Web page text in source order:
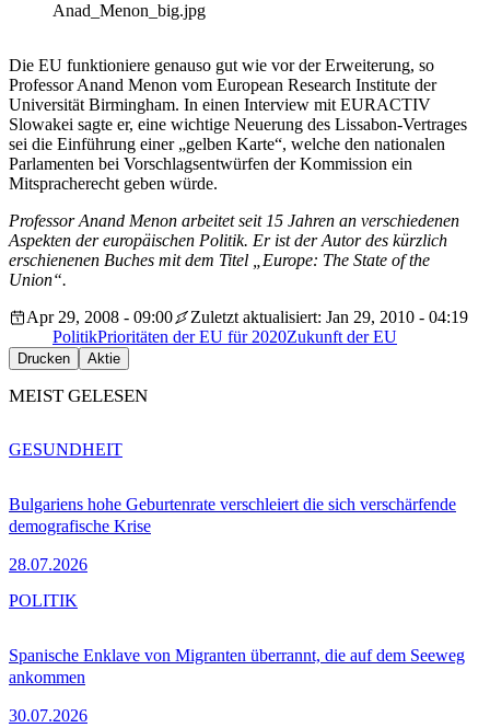
Anad_Menon_big.jpg
Die EU funktioniere genauso gut wie vor der Erweiterung, so
Professor Anand Menon vom European Research Institute der
Universität Birmingham. In einen Interview mit EURACTIV
Slowakei sagte er, eine wichtige Neuerung des Lissabon-Vertrages
sei die Einführung einer „gelben Karte“, welche den nationalen
Parlamenten bei Vorschlagsentwürfen der Kommission ein
Mitspracherecht geben würde.
Professor Anand Menon arbeitet seit 15 Jahren an verschiedenen
Aspekten der europäischen Politik. Er ist der Autor des kürzlich
erschienenen Buches mit dem Titel „Europe: The State of the
Union“.
Apr 29, 2008 - 09:00
Zuletzt aktualisiert: Jan 29, 2010 - 04:19
PolitikPrioritäten der EU für 2020Zukunft der EU
Drucken Aktie
MEIST GELESEN
Bulgariens hohe Geburtenrate verschleiert die sich verschärfende
demografische Krise
28.07.2026
GESUNDHEIT
Spanische Enklave von Migranten überrannt, die auf dem Seeweg
ankommen
30.07.2026
POLITIK